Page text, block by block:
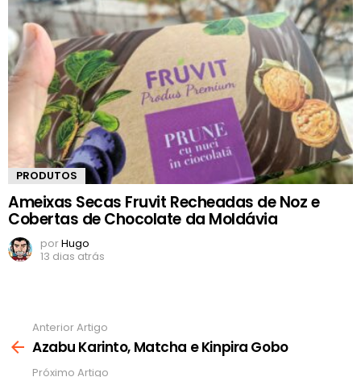
PRODUTOS
Ameixas Secas Fruvit Recheadas de Noz e
Cobertas de Chocolate da Moldávia
porHugo
13 dias atrás
mais
Anterior Artigo
Azabu Karinto, Matcha e Kinpira Gobo
Próximo Artigo